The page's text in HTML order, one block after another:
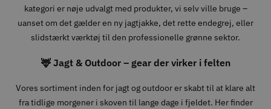
kategori er nøje udvalgt med produkter, vi selv ville bruge –
uanset om det gælder en ny jagtjakke, det rette endegrej, eller
slidstærkt værktøj til den professionelle grønne sektor.
🦌 Jagt & Outdoor – gear der virker i felten
Vores sortiment inden for jagt og outdoor er skabt til at klare alt
fra tidlige morgener i skoven til lange dage i fjeldet. Her finder